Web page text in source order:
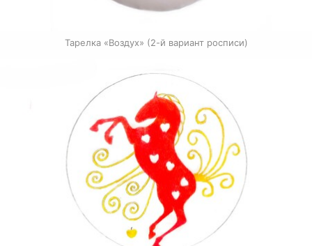
Тарелка «Воздух» (2-й вариант росписи)